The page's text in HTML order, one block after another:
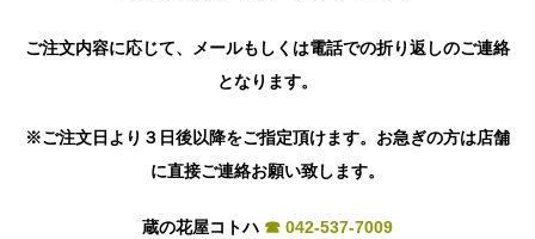
ご注文内容に応じて、メールもしくは電話での折り返しのご連絡
となります。
※ご注文日より３日後以降をご指定頂けます。お急ぎの方は店舗
に直接ご連絡お願い致します。
蔵の花屋コトハ ☎ 042-537-7009